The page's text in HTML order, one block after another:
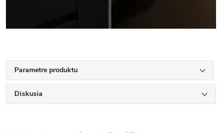
Parametre produktu
Diskusia